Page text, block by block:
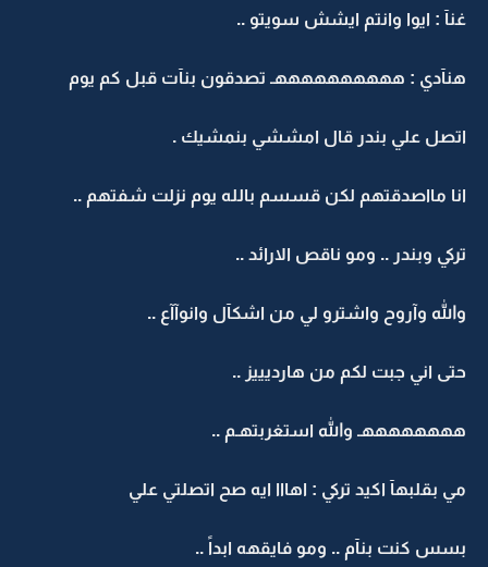
غنآ : ايوا وانتم ايشش سويتو ..
هنآدي : ههههههههههـ تصدقون بنآت قبل كم يوم
اتصل علي بندر قال امششي بنمشيك .
انا مااصدقتهم لكن قسسم بالله يوم نزلت شفتهم ..
تركي وبندر .. ومو ناقص الارائد ..
والله وآروح واشترو لي من اشكآل وانوآآع ..
حتى اني جبت لكم من هارديييز ..
ههههههههـ والله استغربتهـم ..
مي بقلبهآ اكيد تركي : اهااا ايه صح اتصلتي علي
بسس كنت بنآم .. ومو فايقهه ابداً ..